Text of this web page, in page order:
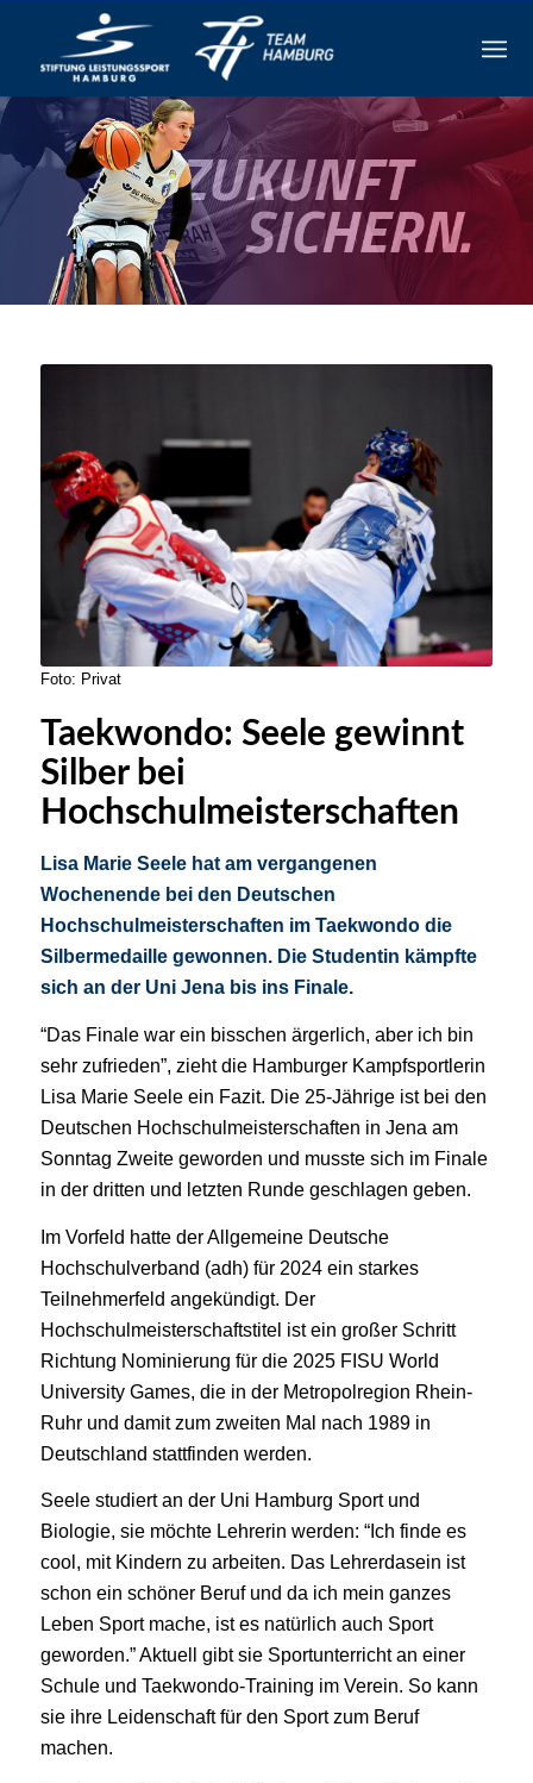
Foto: Privat
Taekwondo: Seele gewinnt
Silber bei
Hochschulmeisterschaften
Lisa Marie Seele hat am vergangenen
Wochenende bei den Deutschen
Hochschulmeisterschaften im Taekwondo die
Silbermedaille gewonnen. Die Studentin kämpfte
sich an der Uni Jena bis ins Finale.
“Das Finale war ein bisschen ärgerlich, aber ich bin
sehr zufrieden”, zieht die Hamburger Kampfsportlerin
Lisa Marie Seele ein Fazit. Die 25-Jährige ist bei den
Deutschen Hochschulmeisterschaften in Jena am
Sonntag Zweite geworden und musste sich im Finale
in der dritten und letzten Runde geschlagen geben.
Im Vorfeld hatte der Allgemeine Deutsche
Hochschulverband (adh) für 2024 ein starkes
Teilnehmerfeld angekündigt. Der
Hochschulmeisterschaftstitel ist ein großer Schritt
Richtung Nominierung für die 2025 FISU World
University Games, die in der Metropolregion Rhein-
Ruhr und damit zum zweiten Mal nach 1989 in
Deutschland stattfinden werden.
Seele studiert an der Uni Hamburg Sport und
Biologie, sie möchte Lehrerin werden: “Ich finde es
cool, mit Kindern zu arbeiten. Das Lehrerdasein ist
schon ein schöner Beruf und da ich mein ganzes
Leben Sport mache, ist es natürlich auch Sport
geworden.” Aktuell gibt sie Sportunterricht an einer
Schule und Taekwondo-Training im Verein. So kann
sie ihre Leidenschaft für den Sport zum Beruf
machen.